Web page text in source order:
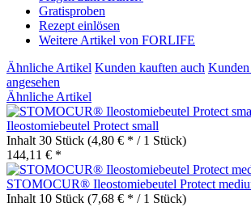
Gratisproben
Rezept einlösen
Weitere Artikel von FORLIFE
Ähnliche Artikel Kunden kauften auch Kunden
angesehen
Ähnliche Artikel
Ileostomiebeutel Protect small
Inhalt 30 Stück (4,80 € * / 1 Stück)
144,11 € *
STOMOCUR® Ileostomiebeutel Protect
Inhalt 10 Stück (7,68 € * / 1 Stück)